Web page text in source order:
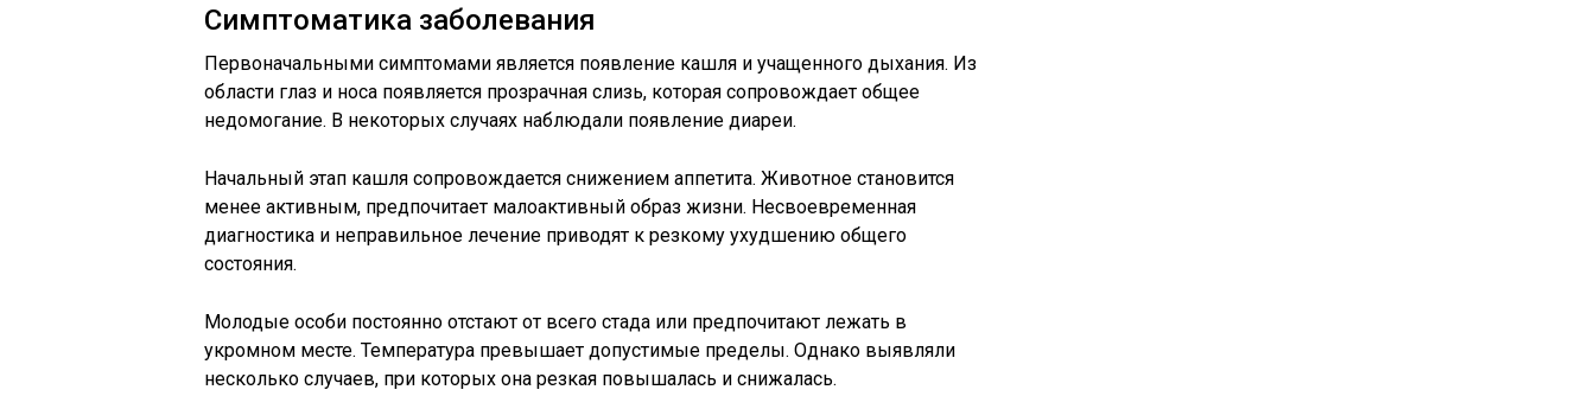
Симптоматика заболевания
Первоначальными симптомами является появление кашля и учащенного дыхания. Из
области глаз и носа появляется прозрачная слизь, которая сопровождает общее
недомогание. В некоторых случаях наблюдали появление диареи.
Начальный этап кашля сопровождается снижением аппетита. Животное становится
менее активным, предпочитает малоактивный образ жизни. Несвоевременная
диагностика и неправильное лечение приводят к резкому ухудшению общего
состояния.
Молодые особи постоянно отстают от всего стада или предпочитают лежать в
укромном месте. Температура превышает допустимые пределы. Однако выявляли
несколько случаев, при которых она резкая повышалась и снижалась.